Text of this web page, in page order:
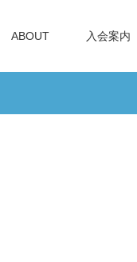
ABOUT 入会案内